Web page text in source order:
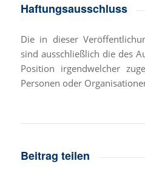
Haftungsausschluss
Die in dieser
sind ausschließlich die des
Position irgendwelcher
Personen oder
Beitrag teilen